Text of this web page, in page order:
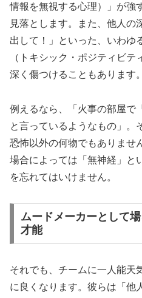
情報を無視する心理）
」が強
見落とします。また、他人の
出して！」といった、いわゆ
（トキシック・ポジティビ
深く傷つけることもあります。
例えるなら、「火事の部屋で
と言っているようなもの」。
恐怖以外の何物でもありませ
場合によっては「無神経」と
を忘れてはいけません。
ムードメーカーとして
才能
それでも、チームに一人能天
に良くなります。彼らは「他